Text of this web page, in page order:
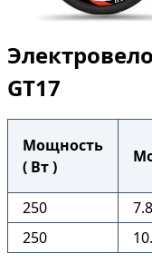
GT17
Мощность
( Вт )
250
250